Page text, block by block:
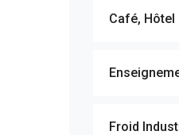
Café, Hôtel
Froid